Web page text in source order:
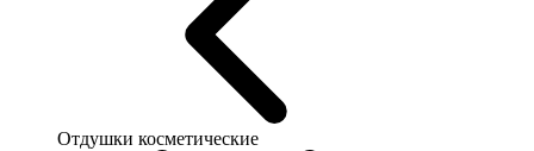
Отдушки косметические